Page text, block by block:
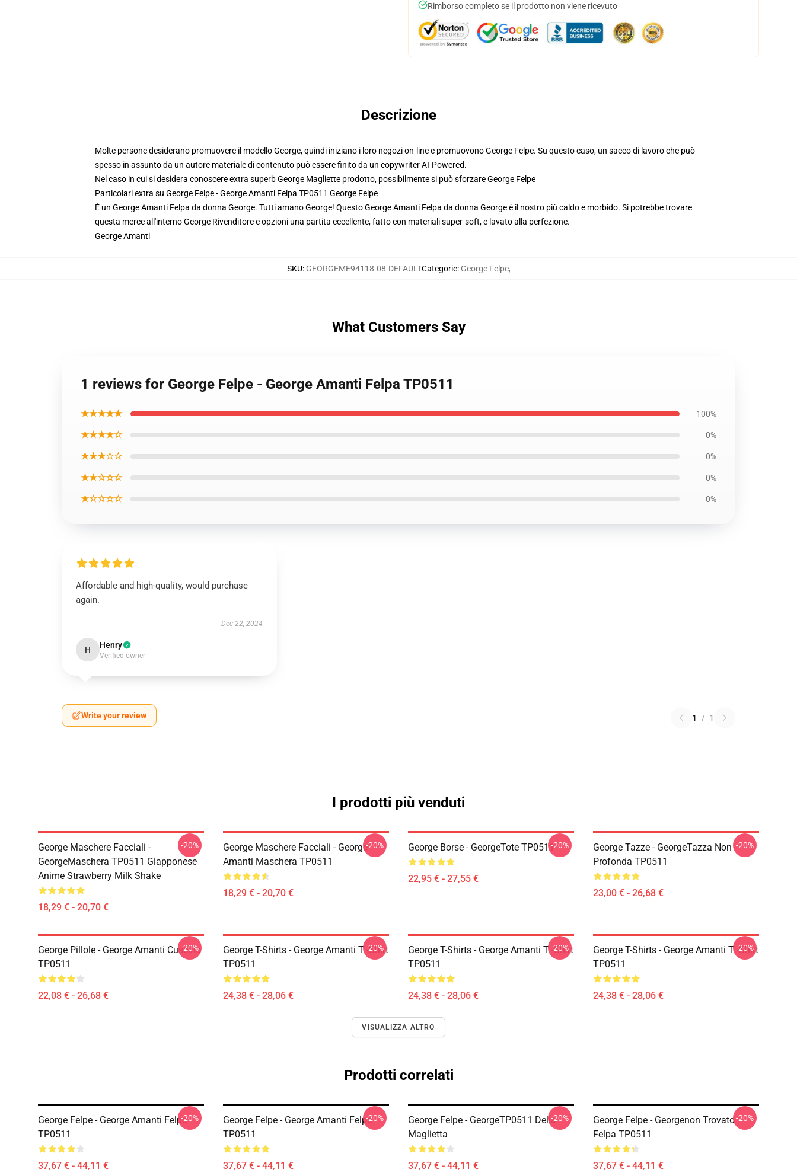
Rimborso completo se il prodotto non viene ricevuto
Descrizione
Molte persone desiderano promuovere il modello George, quindi iniziano i loro negozi on-line e promuovono George Felpe. Su questo caso, un sacco di lavoro che può
spesso in assunto da un autore materiale di contenuto può essere finito da un copywriter AI-Powered.
Nel caso in cui si desidera conoscere extra superb George Magliette prodotto, possibilmente si può sforzareGeorge Felpe
Particolari extra su George Felpe - George Amanti Felpa TP0511 George Felpe
È un George Amanti Felpa da donna George. Tutti amano George! Questo George Amanti Felpa da donna George è il nostro più caldo e morbido. Si potrebbe trovare
questa merce all'interno George Rivenditore e opzioni una partita eccellente, fatto con materiali super-soft, e lavato alla perfezione.
George Amanti
SKU: GEORGEME94118-08-DEFAULTCategorie: George Felpe,
What Customers Say
1 reviews for George Felpe - George Amanti Felpa TP0511
★★★★★ 100%
★★★★☆ 0%
★★★☆☆ 0%
★★☆☆☆ 0%
★☆☆☆☆ 0%
Affordable and high-quality, would purchase
again.
Dec 22, 2024
H Henry
Verified owner
Write your review 1 / 1
I prodotti più venduti
George Maschere Facciali -
GeorgeMaschera TP0511 Giapponese
Anime Strawberry Milk Shake
18,29 € - 20,70 €
-20%
George Maschere Facciali - George
Amanti Maschera TP0511
18,29 € - 20,70 €
-20% George Borse - GeorgeTote TP0511
22,95 € - 27,55 €
-20%
George Tazze - GeorgeTazza Non
Profonda TP0511
23,00 € - 26,68 €
-20%
George Pillole - George Amanti Cuscino
TP0511
22,08 € - 26,68 €
-20%
George T-Shirts - George Amanti T -Shirt
TP0511
24,38 € - 28,06 €
-20%
George T-Shirts - George Amanti T -Shirt
TP0511
24,38 € - 28,06 €
-20%
George T-Shirts - George Amanti T -Shirt
TP0511
24,38 € - 28,06 €
-20%
VISUALIZZA ALTRO
Prodotti correlati
George Felpe - George Amanti Felpa
TP0511
37,67 € - 44,11 €
-20%
George Felpe - George Amanti Felpa
TP0511
37,67 € - 44,11 €
-20%
George Felpe - GeorgeTP0511 Della
Maglietta
37,67 € - 44,11 €
-20%
George Felpe - Georgenon Trovato
Felpa TP0511
37,67 € - 44,11 €
-20%